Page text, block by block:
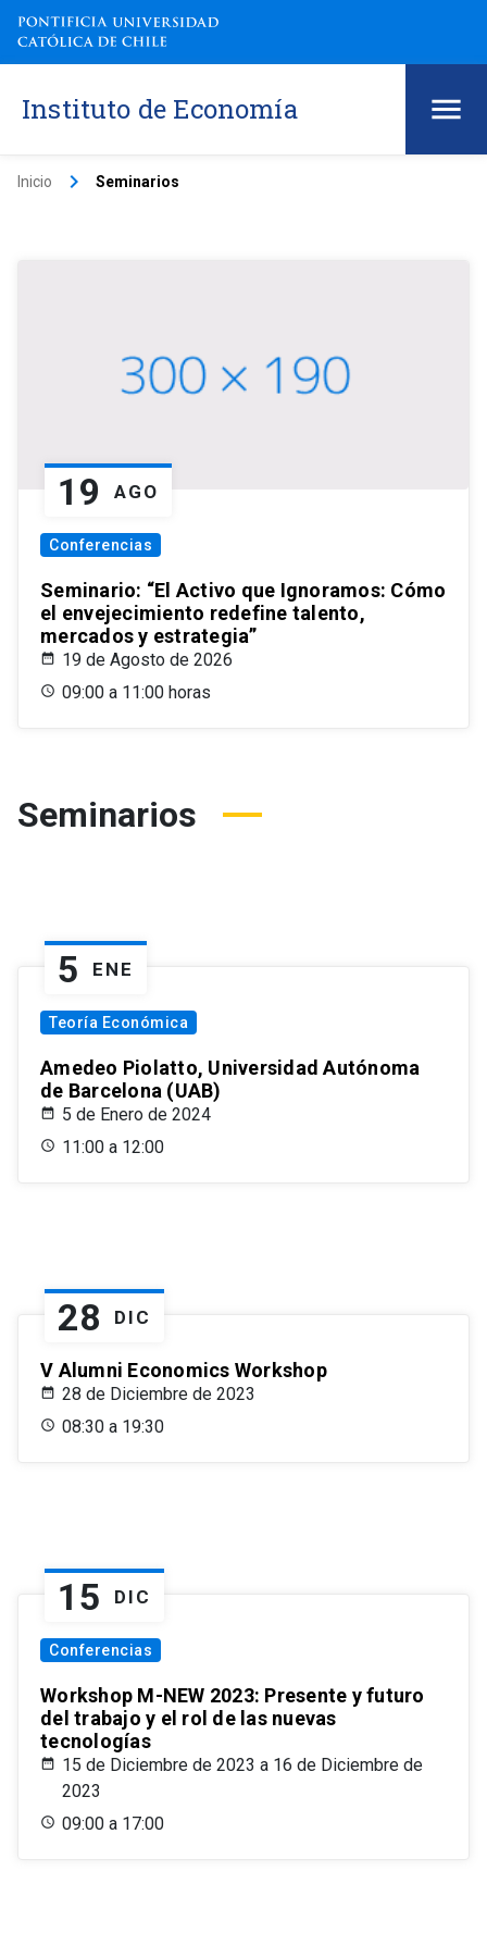
Instituto de Economía
Inicio keyboard_arrow_right Seminarios
19 AGO
Conferencias
Seminario: “El Activo que Ignoramos: Cómo
el envejecimiento redefine talento,
mercados y estrategia”
19 de Agosto de 2026
09:00 a 11:00 horas
Seminarios
5 ENE
Teoría Económica
Amedeo Piolatto, Universidad Autónoma
de Barcelona (UAB)
5 de Enero de 2024
11:00 a 12:00
28 DIC
V Alumni Economics Workshop
28 de Diciembre de 2023
08:30 a 19:30
15 DIC
Conferencias
Workshop M-NEW 2023: Presente y futuro
del trabajo y el rol de las nuevas
tecnologías
15 de Diciembre de 2023 a 16 de Diciembre de
2023
09:00 a 17:00